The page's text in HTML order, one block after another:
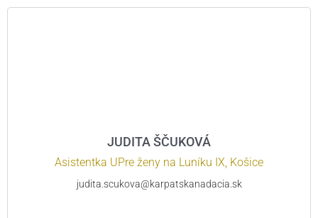
JUDITA ŠČUKOVÁ
Asistentka UPre ženy na Luníku IX, Košice
judita.scukova@karpatskanadacia.sk